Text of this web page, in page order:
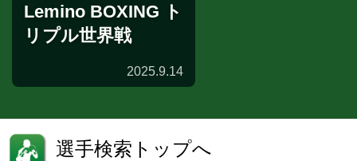
Lemino BOXING ト
リプル世界戦
2025.9.14
選手検索トップへ